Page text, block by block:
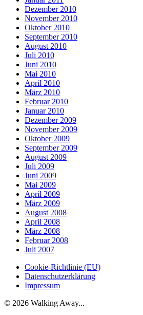
Dezember 2010
November 2010
Oktober 2010
September 2010
August 2010
Juli 2010
Juni 2010
Mai 2010
April 2010
März 2010
Februar 2010
Januar 2010
Dezember 2009
November 2009
Oktober 2009
September 2009
August 2009
Juli 2009
Juni 2009
Mai 2009
April 2009
März 2009
August 2008
April 2008
März 2008
Februar 2008
Juli 2007
Cookie-Richtlinie (EU)
Datenschutzerklärung
Impressum
© 2026 Walking Away...